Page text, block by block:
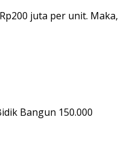
juta per unit. Maka,
Bangun 150.000